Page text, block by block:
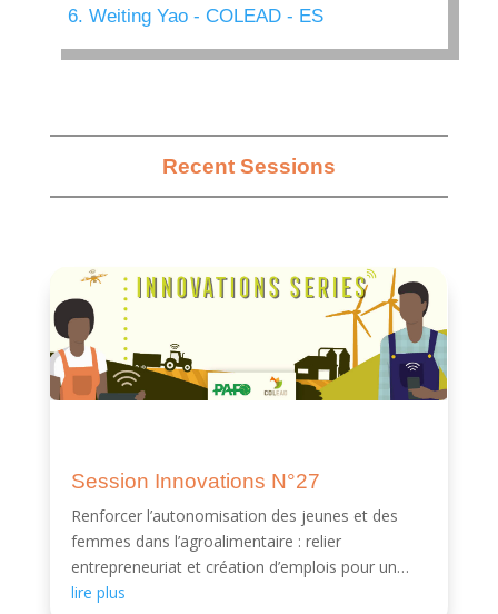
6. Weiting Yao - COLEAD - ES
Recent Sessions
Session Innovations N°27
Renforcer l’autonomisation des jeunes et des
femmes dans l’agroalimentaire : relier
entrepreneuriat et création d’emplois pour un
impact durable.
lire plus